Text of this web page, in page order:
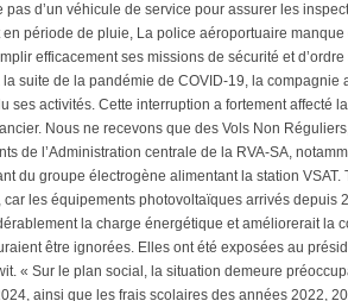
d’un véhicule de service pour assurer les
période de pluie, La police aéroportuaire
efficacement ses missions de sécurité et d’ordre
la suite de la pandémie de COVID-19, la
ses activités. Cette interruption a fortement affecté
Nous ne recevons que des Vols Non
de l’Administration centrale de la RVA-SA,
du groupe électrogène alimentant la station
car les équipements photovoltaïques arrivés depuis
la charge énergétique et améliorerait la
être ignorées. Elles ont été exposées au
« Sur le plan social, la situation demeure
ainsi que les frais scolaires des années 2022,